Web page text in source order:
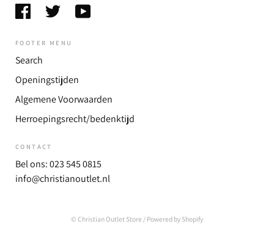
FOOTER MENU
Search
Openingstijden
Algemene Voorwaarden
Herroepingsrecht/bedenktijd
CONTACT
Bel ons: 023 545 0815
info@christianoutlet.nl
© Christian Outlet Store / Powered by Shopify